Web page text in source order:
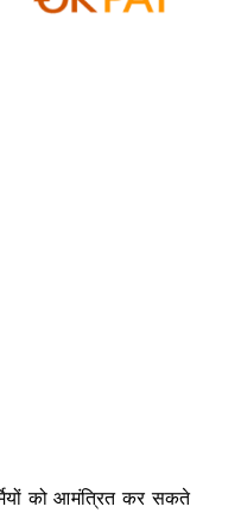
को आमंत्रित कर सकते